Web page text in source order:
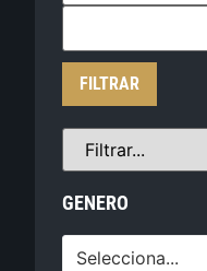
FILTRAR
GENERO
Selecciona...